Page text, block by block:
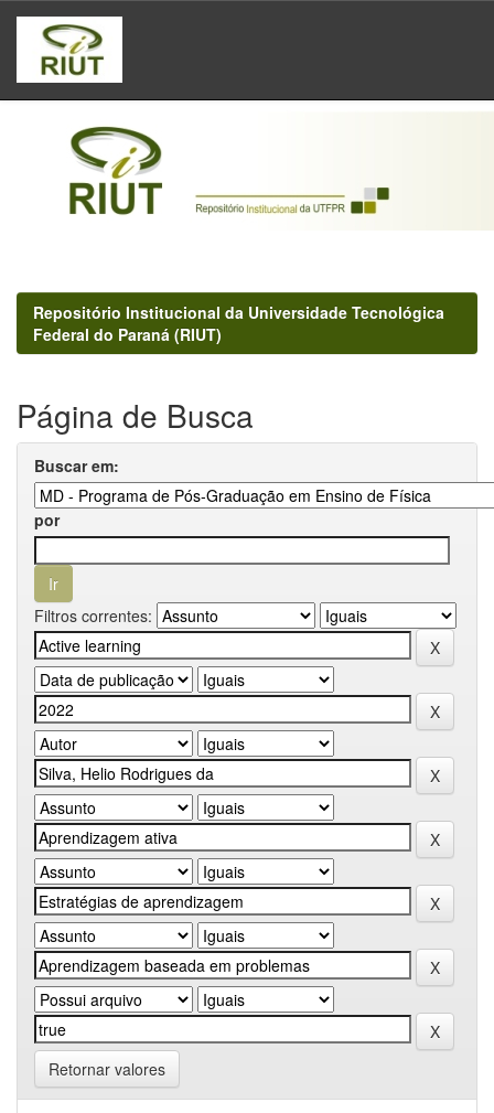
Skip
navigation
Repositório Institucional da Universidade Tecnológica
Federal do Paraná (RIUT)
Página de Busca
Buscar em:
por
Filtros correntes:
Retornar valores